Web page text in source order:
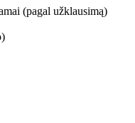
(pagal užklausimą)